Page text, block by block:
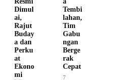
Dimul
ai,
Rajut
Buday
a dan
Perku
at
Ekono
mi
Tembi
lahan,
Tim
Gabu
ngan
Berge
rak
Cepat
7